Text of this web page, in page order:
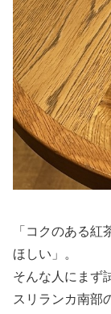
「コクのある
ほしい」。
そんな人にまず
スリランカ南部